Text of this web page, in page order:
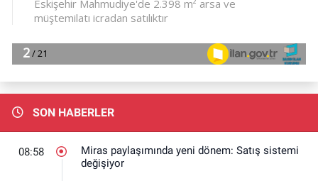
SON HABERLER
08:58
Miras paylaşımında yeni dönem: Satış sistemi
değişiyor